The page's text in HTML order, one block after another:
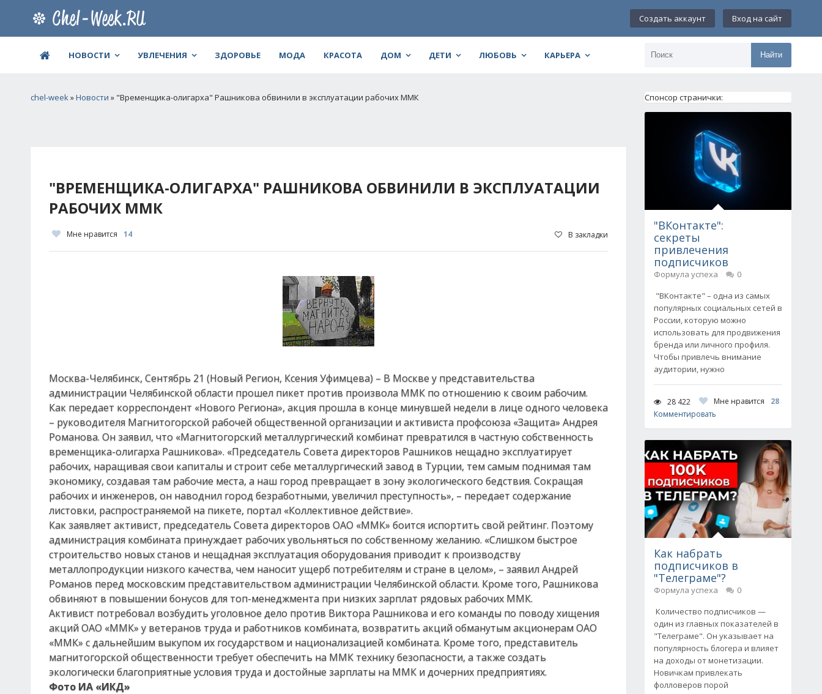
Создать аккаунт Вход на сайт
НОВОСТИ УВЛЕЧЕНИЯ ЗДОРОВЬЕ МОДА КРАСОТА ДОМ ДЕТИ ЛЮБОВЬ КАРЬЕРА Найти
chel-week»Новости » "Временщика-олигарха" Рашникова обвинили в эксплуатации рабочих ММК
"ВРЕМЕНЩИКА-ОЛИГАРХА" РАШНИКОВА ОБВИНИЛИ В ЭКСПЛУАТАЦИИ
РАБОЧИХ ММК
Мне нравится 14 В закладки
Москва-Челябинск, Сентябрь 21 (Новый Регион, Ксения Уфимцева) – В Москве у представительства
администрации Челябинской области прошел пикет против произвола ММК по отношению к своим рабочим.
Как передает корреспондент «Нового Региона», акция прошла в конце минувшей недели в лице одного человека
– руководителя Магнитогорской рабочей общественной организации и активиста профсоюза «Защита» Андрея
Романова. Он заявил, что «Магнитогорский металлургический комбинат превратился в частную собственность
временщика-олигарха Рашникова». «Председатель Совета директоров Рашников нещадно эксплуатирует
рабочих, наращивая свои капиталы и строит себе металлургический завод в Турции, тем самым поднимая там
экономику, создавая там рабочие места, а наш город превращает в зону экологического бедствия. Сокращая
рабочих и инженеров, он наводнил город безработными, увеличил преступность», – передает содержание
листовки, распространяемой на пикете, портал «Коллективное действие».
Как заявляет активист, председатель Совета директоров ОАО «ММК» боится испортить свой рейтинг. Поэтому
администрация комбината принуждает рабочих увольняться по собственному желанию. «Слишком быстрое
строительство новых станов и нещадная эксплуатация оборудования приводит к производству
металлопродукции низкого качества, чем наносит ущерб потребителям и стране в целом», – заявил Андрей
Романов перед московским представительством администрации Челябинской области. Кроме того, Рашникова
обвиняют в повышении бонусов для топ-менеджмента при низких зарплат рядовых рабочих ММК.
Активист потребовал возбудить уголовное дело против Виктора Рашникова и его команды по поводу хищения
акций ОАО «ММК» у ветеранов труда и работников комбината, возвратить акций обманутым акционерам ОАО
«ММК» с дальнейшим выкупом их государством и национализацией комбината. Кроме того, представитель
магнитогорской общественности требует обеспечить на ММК технику безопасности, а также создать
экологически благоприятные условия труда и достойные зарплаты на ММК и дочерних предприятиях.
Фото ИА «ИКД»
Спонсор странички:
"ВКонтакте":
секреты
привлечения
подписчиков
Формула успеха
0
"ВКонтакте" – одна из самых
популярных социальных сетей в
России, которую можно
использовать для продвижения
бренда или личного профиля.
Чтобы привлечь внимание
аудитории, нужно
28 422 Мне нравится
28
Комментировать
Как набрать
подписчиков в
"Телеграме"?
Формула успеха
0
Количество подписчиков —
один из главных показателей в
"Телеграме". Он указывает на
популярность блогера и влияет
на доходы от монетизации.
Новичкам привлекать
фолловеров порой